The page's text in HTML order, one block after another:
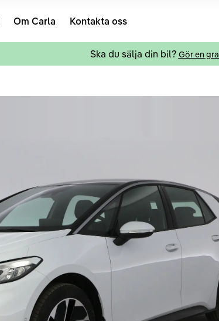
Om Carla Kontakta oss
Ska du sälja din bil? Gör en